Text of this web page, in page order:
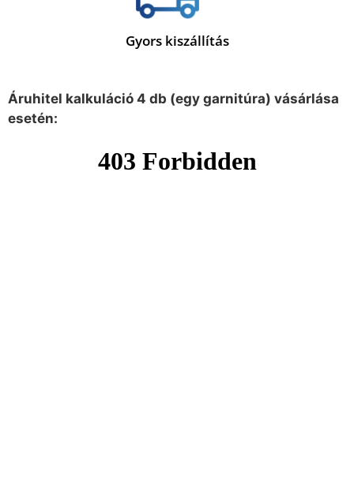
Gyors kiszállítás
Áruhitel kalkuláció 4 db (egy garnitúra) vásárlása
esetén: